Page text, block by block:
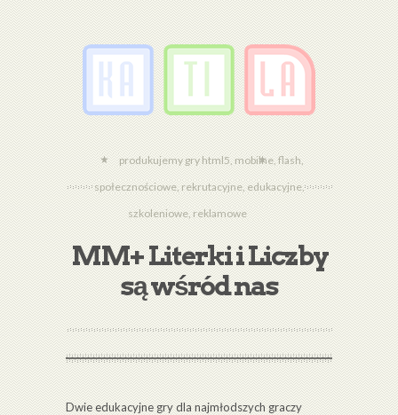
produkujemy gry html5, mobilne, flash,
społecznościowe, rekrutacyjne, edukacyjne,
szkoleniowe, reklamowe
MM+ Literki i Liczby
są wśród nas
Dwie edukacyjne gry dla najmłodszych graczy